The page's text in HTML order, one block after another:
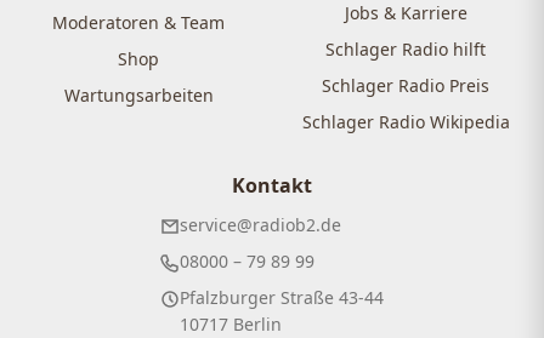
Moderatoren & Team
Shop
Wartungsarbeiten
Jobs & Karriere
Schlager Radio hilft
Schlager Radio Preis
Schlager Radio Wikipedia
Kontakt
service@radiob2.de
08000 – 79 89 99
Pfalzburger Straße 43-44
10717 Berlin